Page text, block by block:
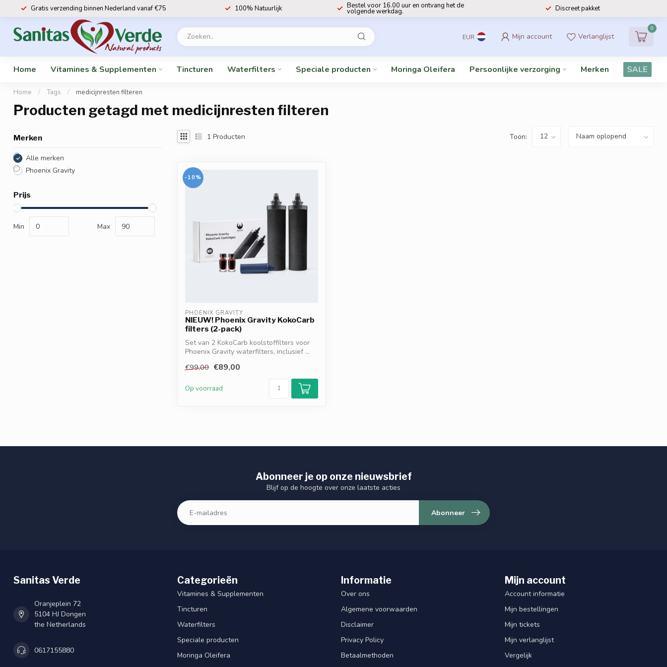
Gratis verzending binnen Nederland vanaf €75 100% Natuurlijk Bestel voor 16.00 uur en ontvang het de
volgende werkdag. Discreet pakket
EUR Mijn account Verlanglijst
0
Home Vitamines & Supplementen Tincturen Waterfilters Speciale producten Moringa Oleifera Persoonlijke verzorging Merken SALE
Home / Tags / medicijnresten filteren
Producten getagd met medicijnresten filteren
Merken
Alle merken
Phoenix Gravity
Prijs
Min Max
1 Producten Toon:
-10%
PHOENIX GRAVITY
NIEUW! Phoenix Gravity KokoCarb
filters (2-pack)
Set van 2 KokoCarb koolstoffilters voor
Phoenix Gravity waterfilters, inclusief ...
€99,00 €89,00
Op voorraad
Abonneer je op onze nieuwsbrief
Blijf op de hoogte over onze laatste acties
Abonneer
Sanitas Verde
Oranjeplein 72
5104 HJ Dongen
the Netherlands
0617155880
Categorieën
Vitamines & Supplementen
Tincturen
Waterfilters
Speciale producten
Moringa Oleifera
Informatie
Over ons
Algemene voorwaarden
Disclaimer
Privacy Policy
Betaalmethoden
Mijn account
Account informatie
Mijn bestellingen
Mijn tickets
Mijn verlanglijst
Vergelijk